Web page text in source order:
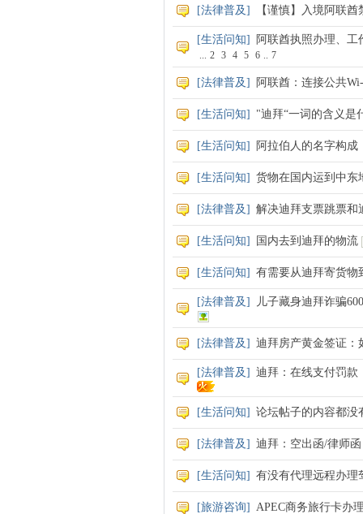
[法律普及] 【谨慎】入境阿联
[生活问知] 阿联酋执照办理、
... 2 3 4 5 6 .. 7
[法律普及] 阿联酋：连接公共
[生活问知] "迪拜“一词的含义是
[生活问知] 阿拉伯人的名字构成
[生活问知] 货物在国内运到中东
[法律普及] 解决迪拜支票跳票和
[生活问知] 国内去到迪拜的物流
[生活问知] 有需要从迪拜寄货物
[法律普及] 儿子藏身迪拜诈骗
[法律普及] 迪拜房产黄金签证：
[法律普及] 迪拜：在线支付罚款
[生活问知] 论坛帖子的内容都没
[法律普及] 迪拜：空出函/律师
[生活问知] 有没有代理远程办理
[旅游咨询] APEC商务旅行卡办